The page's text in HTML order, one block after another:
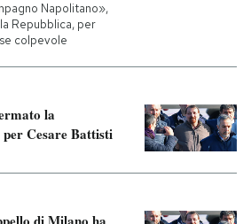
Napolitano»,
Repubblica, per
colpevole
la
per Cesare Battisti